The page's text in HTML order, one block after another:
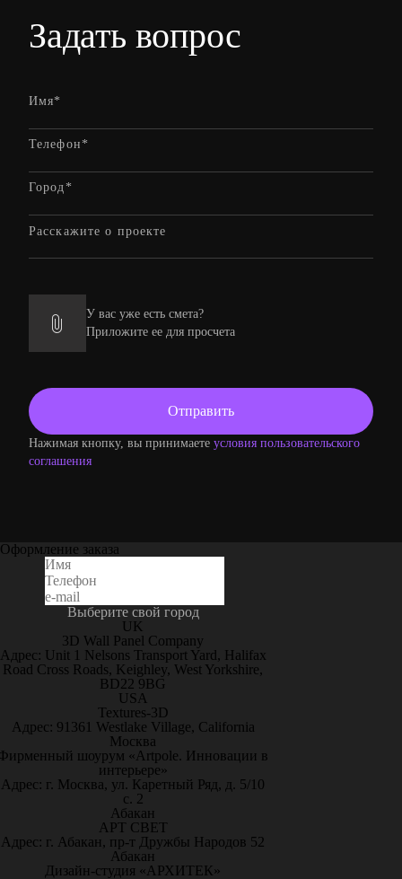
Задать вопрос
У вас уже есть смета?
Приложите ее для просчета
Нажимая кнопку, вы принимаете условия пользовательского
соглашения
Оформление заказа
Выберите свой город
UK
3D Wall Panel Company
Адрес: Unit 1 Nelsons Transport Yard, Halifax
Road Cross Roads, Keighley, West Yorkshire,
BD22 9BG
USA
Textures-3D
Адрес: 91361 Westlake Village, California
Москва
шоурум «Artpole. Инновации в
интерьере»
Адрес: г. Москва, ул. Каретный Ряд, д. 5/10
с. 2
Абакан
АРТ СВЕТ
Адрес: г. Абакан, пр-т Дружбы Народов 52
Абакан
Дизайн-студия «АРХИТЕК»